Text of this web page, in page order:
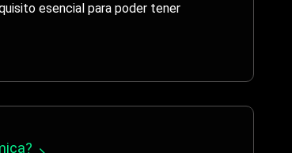
esencial para poder tener